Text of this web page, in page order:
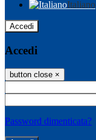
Italiano
Accedi
Accedi
button close ×
Password dimenticata?